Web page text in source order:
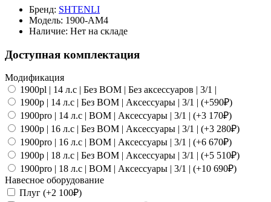
Бренд: SHTENLI
Модель: 1900-АМ4
Наличие: Нет на складе
Доступная комплектация
Модификация
1900pl | 14 л.с | Без ВОМ | Без аксессуаров | 3/1 |
1900p | 14 л.с | Без ВОМ | Аксессуары | 3/1 | (+590₽)
1900pro | 14 л.с | ВОМ | Аксессуары | 3/1 | (+3 170₽)
1900p | 16 л.с | Без ВОМ | Аксессуары | 3/1 | (+3 280₽)
1900pro | 16 л.с | ВОМ | Аксессуары | 3/1 | (+6 670₽)
1900p | 18 л.с | Без ВОМ | Аксессуары | 3/1 | (+5 510₽)
1900pro | 18 л.с | ВОМ | Аксессуары | 3/1 | (+10 690₽)
Навесное оборудование
Плуг (+2 100₽)